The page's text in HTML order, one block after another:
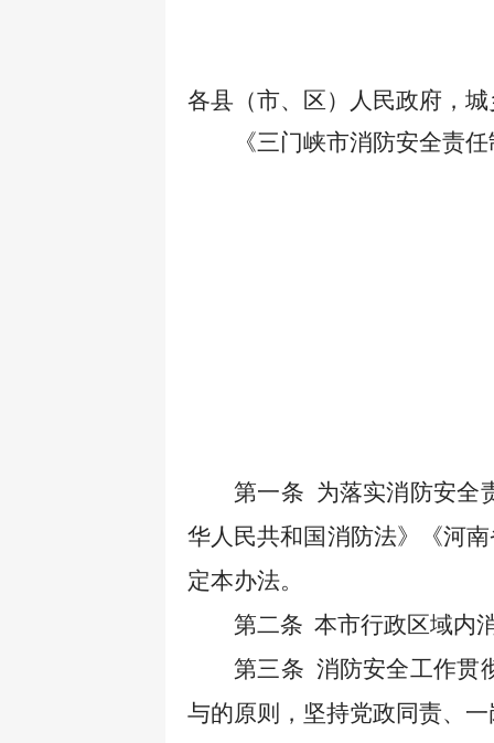
各县（市、区）人民政府，
《三门峡市消防安全责
第一条 为落实消防安全
华人民共和国消防法》《河
定本办法。
第二条 本市行政区域内
第三条 消防安全工作贯
与的原则，坚持党政同责、